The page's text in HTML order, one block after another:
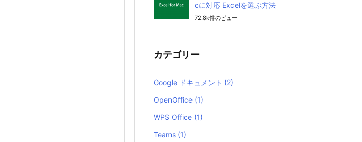
cに対応 Excelを選ぶ方法
72.8k件のビュー
カテゴリー
Google ドキュメント (2)
OpenOffice (1)
WPS Office (1)
Teams (1)